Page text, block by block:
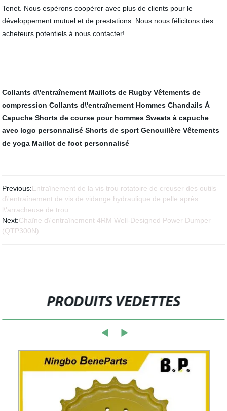
Tenet. Nous espérons coopérer avec plus de clients pour le
développement mutuel et de prestations. Nous nous félicitons des
acheteurs potentiels à nous contacter!
Collants d\'entraînement Maillots de Rugby Vêtements de
compression Collants d\'entraînement Hommes Chandails À
Capuche Shorts de course pour hommes Sweats à capuche
avec logo personnalisé Shorts de sport Genouillère Vêtements
de yoga Maillot de foot personnalisé
Previous:Entraînement de la vis trou rotatoire de creuser des outils
d\'entraînement de vis de vidange hydraulique de pelle après
l\'arracheuse de trou
Next:Chaîne d\'entraînement 4RM Well-Designed Power Dumper
(QTP300N)
PRODUITS VEDETTES